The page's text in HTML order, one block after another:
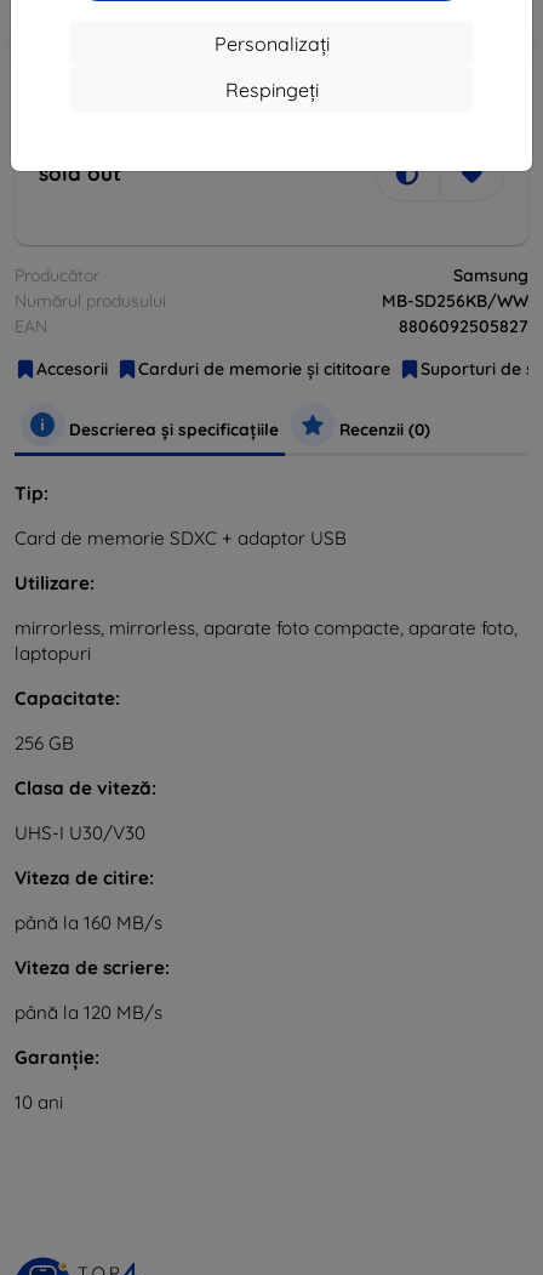
Personalizați
Respingeți
Reducere cu cuponEXTRA10
sold out
Producător
Samsung
Numărul produsului
MB-SD256KB/WW
EAN
8806092505827
Accesorii
Carduri de memorie și cititoare Suporturi de
Descrierea și specificațiile Recenzii (0)
Tip:
Card de memorie SDXC + adaptor USB
Utilizare:
mirrorless, mirrorless, aparate foto compacte, aparate foto,
laptopuri
Capacitate:
256 GB
Clasa de viteză:
UHS-I U30/V30
Viteza de citire:
până la 160 MB/s
Viteza de scriere:
până la 120 MB/s
Garanție:
10 ani